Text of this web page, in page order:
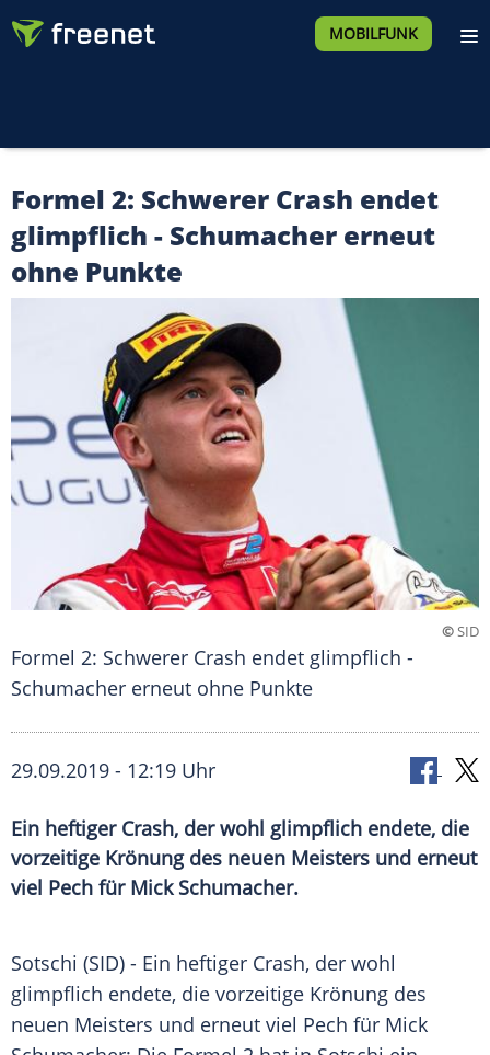
MOBILFUNK
Formel 2: Schwerer Crash endet
glimpflich - Schumacher erneut
ohne Punkte
©SID
Formel 2: Schwerer Crash endet glimpflich -
Schumacher erneut ohne Punkte
29.09.2019 - 12:19 Uhr
Ein heftiger Crash, der wohl glimpflich endete, die
vorzeitige Krönung des neuen Meisters und erneut
viel Pech für Mick Schumacher.
Sotschi (SID) - Ein heftiger Crash, der wohl
glimpflich endete, die vorzeitige Krönung des
neuen Meisters und erneut viel Pech für Mick